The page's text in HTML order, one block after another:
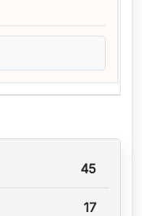
45
17